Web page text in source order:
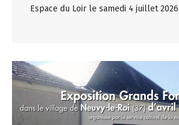
Espace du Loir le samedi 4 juillet 2026